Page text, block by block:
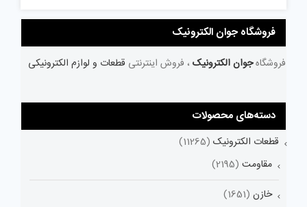
فروشگاه جوان الکترونیک
فروشگاهجوان الکترونیک ، فروش اینترنتی قطعات و لوازم الکترونیکی
دسته‌های محصولات
قطعات الکترونیک (11265)
مقاومت (2195)
خازن (1651)